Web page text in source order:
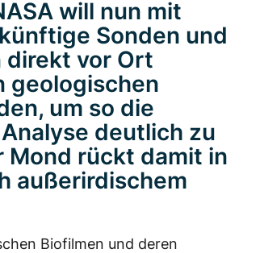
will nun mit
Sonden und
direkt vor Ort
geologischen
um so die
deutlich zu
Mond rückt damit in
außerirdischem
Biofilmen und deren